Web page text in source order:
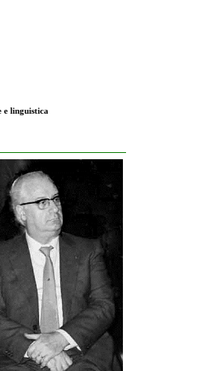
e linguistica